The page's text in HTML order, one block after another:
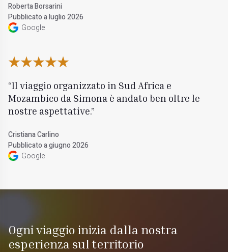
Roberta Borsarini
Pubblicato a luglio 2026
Google
Il viaggio organizzato in Sud Africa e
Mozambico da Simona è andato ben oltre le
nostre aspettative.
Cristiana Carlino
Pubblicato a giugno 2026
Google
Ogni viaggio inizia dalla nostra
esperienza sul territorio